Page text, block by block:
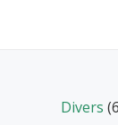
Divers